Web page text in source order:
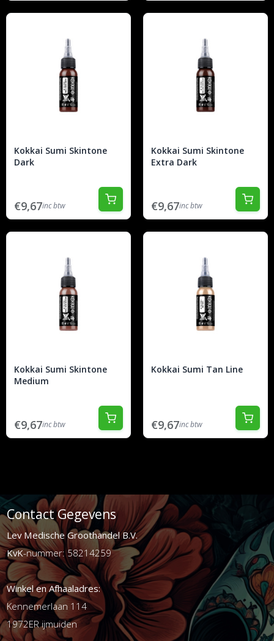
Kokkai Sumi Skintone
Dark
€9,67inc btw
Kokkai Sumi Skintone
Extra Dark
€9,67inc btw
Kokkai Sumi Skintone
Medium
€9,67inc btw
Kokkai Sumi Tan Line
€9,67inc btw
Contact Gegevens
Lev Medische Groothandel B.V.
KvK-nummer: 58214259
Winkel en Afhaaladres:
Kennemerlaan 114
1972ER ijmuiden